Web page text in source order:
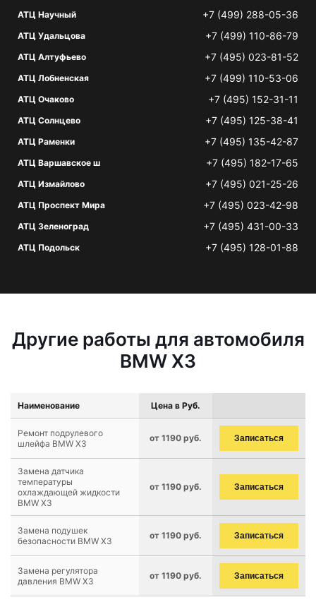
АТЦ Научный +7 (499) 288-05-36
АТЦ Удальцова +7 (499) 110-86-79
АТЦ Алтуфьево +7 (495) 023-81-52
АТЦ Лобненская +7 (499) 110-53-06
АТЦ Очаково +7 (495) 152-31-11
АТЦ Солнцево +7 (495) 125-38-41
АТЦ Раменки +7 (495) 135-42-87
АТЦ Варшавское ш +7 (495) 182-17-65
АТЦ Измайлово +7 (495) 021-25-26
АТЦ Проспект Мира +7 (495) 023-42-98
АТЦ Зеленоград +7 (495) 431-00-33
АТЦ Подольск +7 (495) 128-01-88
Другие работы для автомобиля
BMW X3
Наименование Цена в Руб.
Ремонт подрулевого
шлейфа BMW X3
от 1190 руб. Записаться
Замена датчика
температуры
охлаждающей жидкости
BMW X3
от 1190 руб. Записаться
Замена подушек
безопасности BMW X3
от 1190 руб. Записаться
Замена регулятора
давления BMW X3
от 1190 руб. Записаться